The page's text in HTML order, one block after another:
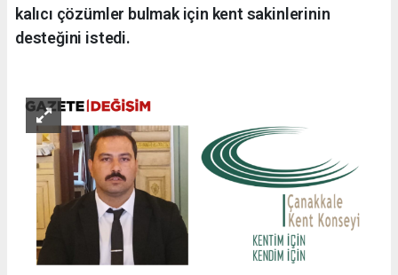
kalıcı çözümler bulmak için kent sakinlerinin
desteğini istedi.